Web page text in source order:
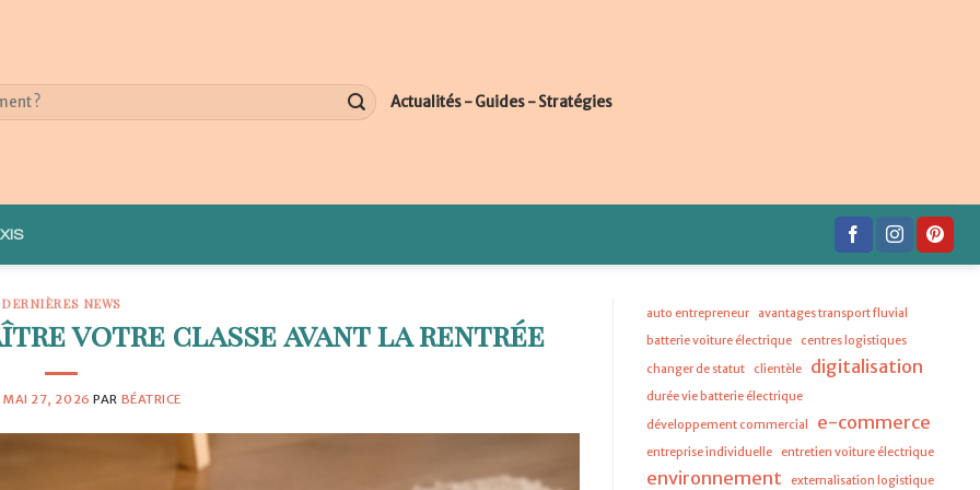
Actualités - Guides - Stratégies
DERNIÈRES NEWS
votre classe avant la rentrée
MAI 27, 2026 PAR BÉATRICE
auto entrepreneur
avantages transport fluvial
batterie voiture électrique
centres logistiques
changer de statut
clientèle digitalisation
durée vie batterie électrique
développement commercial
e-commerce
entreprise individuelle entretien voiture électrique
environnement externalisation logistique